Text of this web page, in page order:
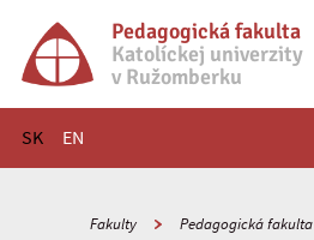
Pedagogická fakulta
Katolíckej univerzity
v Ružomberku
SK EN
Hlavné menu
Fakulty Pedagogická fakulta